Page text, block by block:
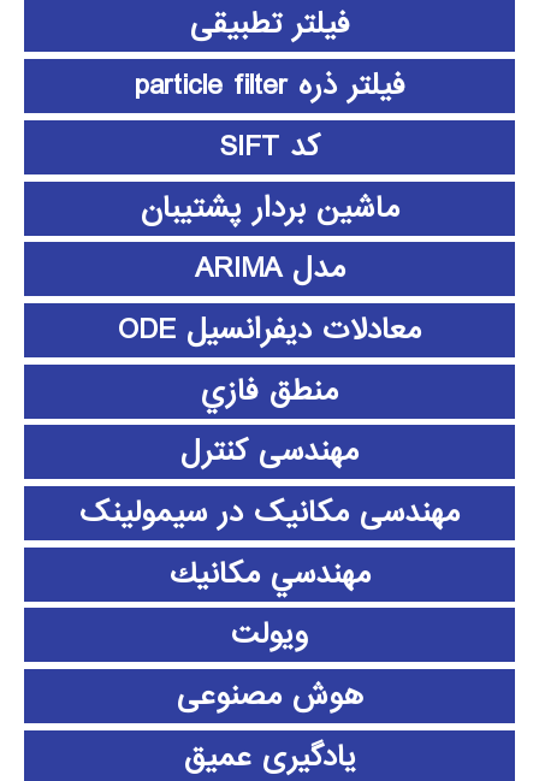
فیلتر تطبیقی
فیلتر ذره particle filter
کد SIFT
ماشین بردار پشتیبان
مدل ARIMA
معادلات دیفرانسیل ODE
منطق فازي
مهندسی کنترل
مهندسی مکانیک در سیمولینک
مهندسي مكانيك
ویولت
هوش مصنوعی
یادگیری عمیق